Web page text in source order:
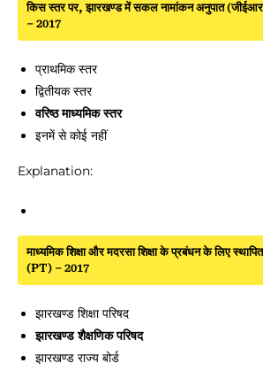
किस स्तर पर, झारखण्ड में सकल नामांकन अनुपात
– 2017
प्राथमिक स्तर
द्वितीयक स्तर
वरिष्ठ माध्यमिक स्तर
इनमें से कोई नहीं
Explanation:
माध्यमिक शिक्षा और मदरसा शिक्षा के प्रबंधन के लिए
(PT) – 2017
झारखण्ड शिक्षा परिषद
झारखण्ड शैक्षणिक परिषद
झारखण्ड राज्य बोर्ड